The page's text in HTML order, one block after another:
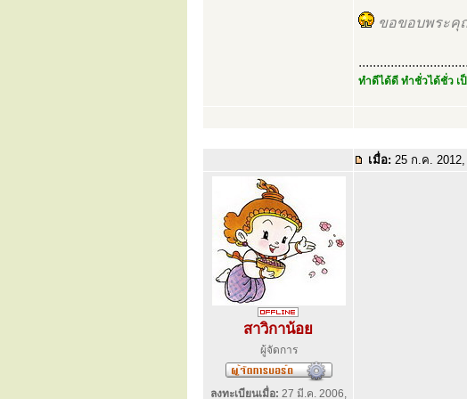
ขอขอบพระคุ
ทำดีได้ดี ทำชั่วได้ชั่ว เ
เมื่อ: 25 ก.ค. 2012,
สาวิกาน้อย
ผู้จัดการ
ลงทะเบียนเมื่อ: 27 มี.ค. 2006,